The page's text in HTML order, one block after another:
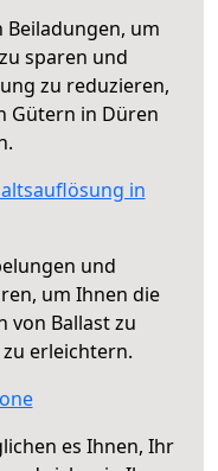
um
sparen und
zu reduzieren,
Gütern in Düren
in
und
um Ihnen die
von Ballast zu
erleichtern.
es Ihnen, Ihr